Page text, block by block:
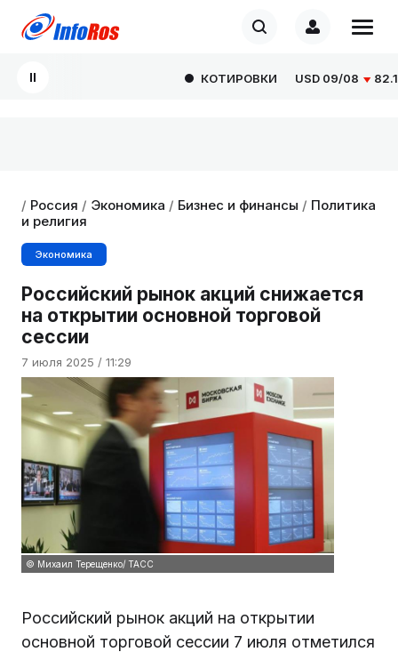
КОТИРОВКИ USD09/08 82.1665
/ Россия / Экономика / Бизнес и финансы / Политика
и религия
Экономика
Российский рынок акций снижается
на открытии основной торговой
сессии
7 июля 2025 / 11:29
© Михаил Терещенко/ ТАСС
Российский рынок акций на открытии
основной торговой сессии 7 июля отметился